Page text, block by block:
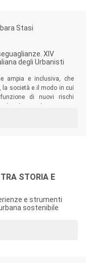
Stasi
XIV
degli Urbanisti
ampia e inclusiva, che
la società e il modo in cui
di nuovi rischi
STORIA E
e strumenti
sostenibile